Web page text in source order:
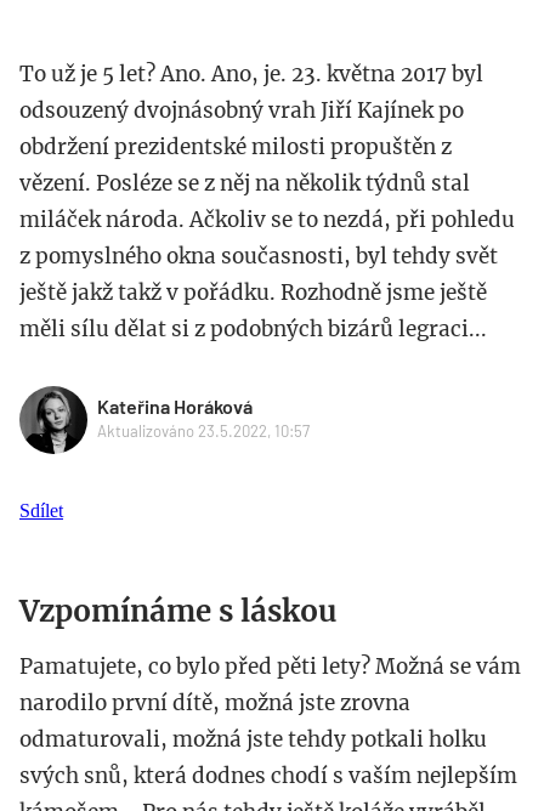
To už je 5 let? Ano. Ano, je. 23. května 2017 byl
odsouzený dvojnásobný vrah Jiří Kajínek po
obdržení prezidentské milosti propuštěn z
vězení. Posléze se z něj na několik týdnů stal
miláček národa. Ačkoliv se to nezdá, při pohledu
z pomyslného okna současnosti, byl tehdy svět
ještě jakž takž v pořádku. Rozhodně jsme ještě
měli sílu dělat si z podobných bizárů legraci...
Kateřina Horáková
Aktualizováno 23.5.2022, 10:57
Sdílet
Vzpomínáme s láskou
Pamatujete, co bylo před pěti lety? Možná se vám
narodilo první dítě, možná jste zrovna
odmaturovali, možná jste tehdy potkali holku
svých snů, která dodnes chodí s vaším nejlepším